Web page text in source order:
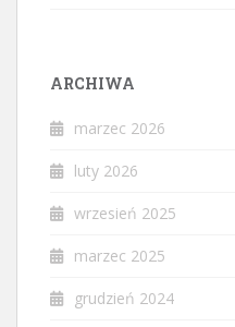
ARCHIWA
marzec 2026
luty 2026
wrzesień 2025
marzec 2025
grudzień 2024